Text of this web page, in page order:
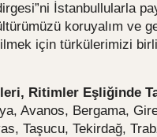
İstanbullularla
koruyalım ve
için türkülerimizi
Ritimler Eşliğinde
Avanos, Bergama,
Taşucu, Tekirdağ,